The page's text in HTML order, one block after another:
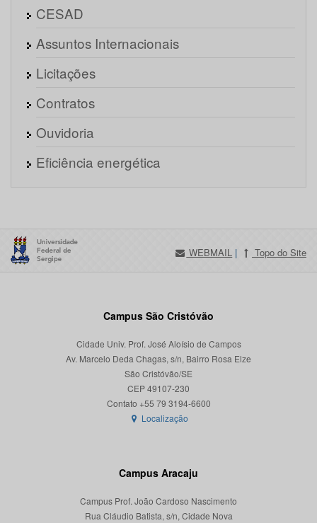
CESAD
Assuntos Internacionais
Licitações
Contratos
Ouvidoria
Eficiência energética
WEBMAIL | Topo do Site
Campus São Cristóvão
Cidade Univ. Prof. José Aloísio de Campos
Av. Marcelo Deda Chagas, s/n, Bairro Rosa Elze
São Cristóvão/SE
CEP 49107-230
Localização
Campus Aracaju
Campus Prof. João Cardoso Nascimento
Rua Cláudio Batista, s/n, Cidade Nova